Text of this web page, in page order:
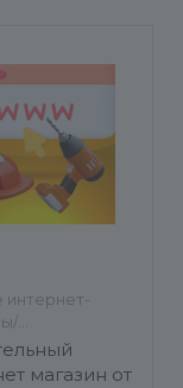
интернет-
и
магазин от